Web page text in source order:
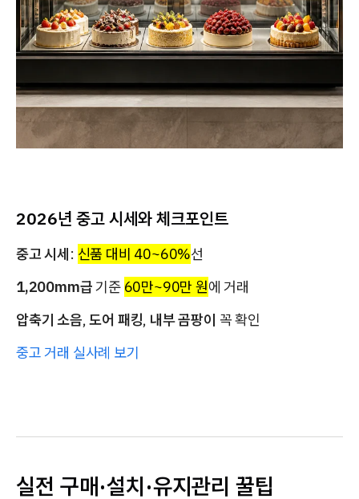
2026년 중고 시세와 체크포인트
중고 시세: 신품 대비 40~60%선
1,200mm급기준 60만~90만 원에 거래
압축기 소음,도어 패킹, 내부 곰팡이 꼭 확인
중고 거래 실사례 보기
실전 구매·설치·유지관리 꿀팁